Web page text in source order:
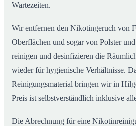
Wartezeiten.
Wir entfernen den Nikotingeruch von
Oberflächen und sogar von Polster
reinigen und desinfizieren die
wieder für hygienische Verhältnisse.
Reinigungsmaterial bringen wir in
Preis ist selbstverständlich inklusive
Die Abrechnung für eine